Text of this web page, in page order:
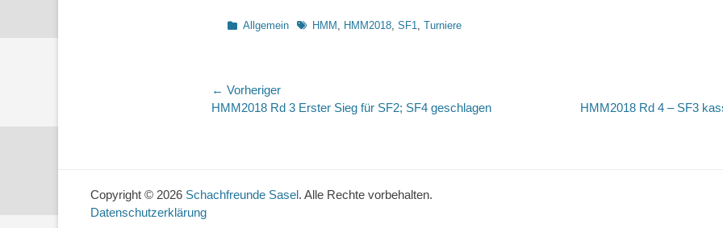
Kategorien
Allgemein Schlagworte
HMM , HMM2018, SF1, Turniere
Beitragsnavigation
← Vorheriger
Vorheriger
HMM2018 Rd 3 Erster Sieg für SF2; SF4 geschlagen
NächsterHMM2018 Rd 4 – SF3
Copyright © 2026 Schachfreunde Sasel. Alle Rechte vorbehalten.
Datenschutzerklärung